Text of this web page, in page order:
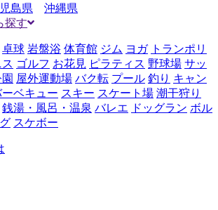
島県
沖縄県
探す
卓球 岩盤浴 体育館 ジム ヨガ トランポリ
ゴルフ お花見 ピラティス 野球場 サッ
屋外運動場 バク転 プール 釣り キャン
ーベキュー スキー スケート場 潮干狩り
銭湯・風呂・温泉 バレエ ドッグラン ボル
スケボー